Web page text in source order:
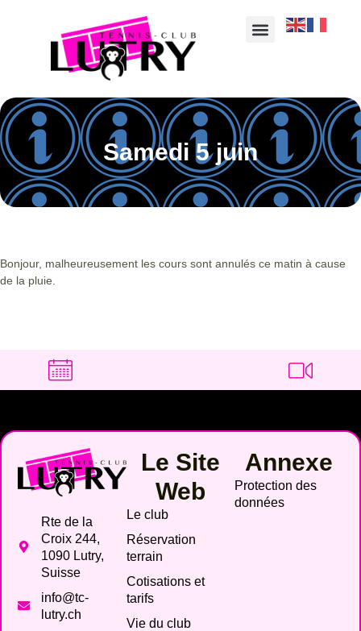
Samedi 5 juin
Bonjour, malheureusement les cours sont annulés ce matin à cause
de la pluie.
Rte de la
Croix 244,
1090 Lutry,
Suisse
info@tc-
lutry.ch
Le Site
Web
Le club
Réservation
terrain
Cotisations et
tarifs
Vie du club
Annexe
Protection des
données